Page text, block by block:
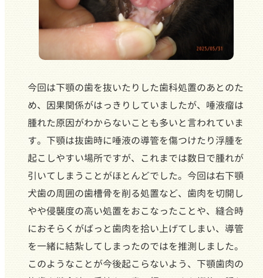
今回は下顎の歯を抜いたりした歯科処置のあとのた
め、因果関係がはっきりしていましたが、唾液瘤は
腫れた原因がわからないことも多いと言われていま
す。下顎は抜歯時に唾液の導管を傷つけたり浮腫を
起こしやすい場所ですが、これまでは数日で腫れが
引いてしまうことがほとんどでした。今回は右下顎
犬歯の周囲の歯槽骨を削る処置など、歯肉を切開し
やや侵襲度の高い処置をおこなったことや、縫合時
におそらくがばっと歯肉を拾い上げてしまい、導管
を一緒に結紮してしまったのではを推測しました。
このようなことが今後起こらないよう、下顎歯肉の